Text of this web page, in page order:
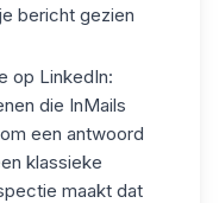
bericht gezien
op LinkedIn:
die InMails
een antwoord
klassieke
maakt dat